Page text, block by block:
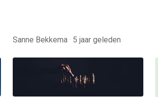
Sanne Bekkema · 5 jaar geleden